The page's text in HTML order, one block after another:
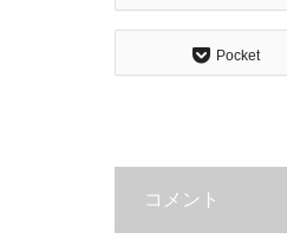
Pocket
コメント